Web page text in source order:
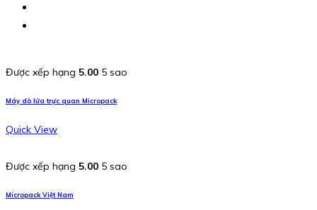
Được xếp hạng 5.00 5 sao
Máy dò lửa trực quan Micropack
Quick View
Được xếp hạng 5.00 5 sao
Micropack Việt Nam